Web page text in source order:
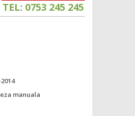
TEL: 0753 245 245
manuala